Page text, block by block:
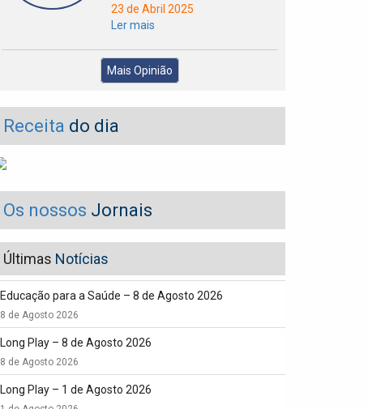
23 de Abril 2025
Ler mais
Mais Opinião
Receita do dia
Os nossos Jornais
Últimas Notícias
Educação para a Saúde – 8 de Agosto 2026
8 de Agosto 2026
Long Play – 8 de Agosto 2026
8 de Agosto 2026
Long Play – 1 de Agosto 2026